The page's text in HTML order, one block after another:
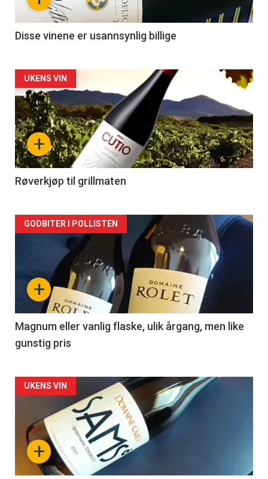
Disse vinene er usannsynlig billige
Forsiden
akkurat
nå
-
2
+
UKENS VIN
Røverkjøp til grillmaten
Forsiden
akkurat
nå
3
+
GODBITER I POLLISTEN
Magnum eller vanlig flaske, ulik årgang, men like
gunstig pris
Forsiden
akkurat
nå+
UKENS VIN